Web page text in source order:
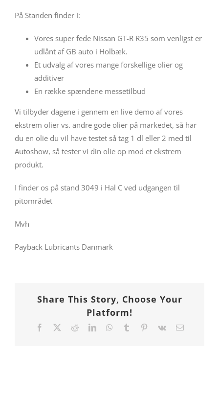
På Standen finder I:
Vores super fede Nissan GT-R R35 som venligst er
udlånt af GB auto i Holbæk.
Et udvalg af vores mange forskellige olier og
additiver
En række spændene messetilbud
Vi tilbyder dagene i gennem en live demo af vores
ekstrem olier vs. andre gode olier på markedet, så har
du en olie du vil have testet så tag 1 dl eller 2 med til
Autoshow, så tester vi din olie op mod et ekstrem
produkt.
I finder os på stand 3049 i Hal C ved udgangen til
pitområdet
Mvh
Payback Lubricants Danmark
Share This Story, Choose Your
Platform!
Facebook RedditLinkedInWhatsApp
Tumblr Pinterest
Vk Email